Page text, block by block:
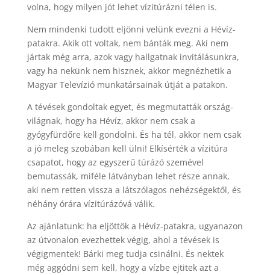
volna, hogy milyen jót lehet vízitúrázni télen is.
Nem mindenki tudott eljönni velünk evezni a Hévíz-
patakra. Akik ott voltak, nem bánták meg. Aki nem
jártak még arra, azok vagy hallgatnak invitálásunkra,
vagy ha nekünk nem hisznek, akkor megnézhetik a
Magyar Televízió munkatársainak útját a patakon.
A tévések gondoltak egyet, és megmutatták ország-
világnak, hogy ha Hévíz, akkor nem csak a
gyógyfürdőre kell gondolni. És ha tél, akkor nem csak
a jó meleg szobában kell ülni! Elkísérték a vízitúra
csapatot, hogy az egyszerű túrázó szemével
bemutassák, miféle látványban lehet része annak,
aki nem retten vissza a látszólagos nehézségektől, és
néhány órára vízitúrázóvá válik.
Az ajánlatunk: ha eljöttök a Hévíz-patakra, ugyanazon
az útvonalon evezhettek végig, ahol a tévések is
végigmentek! Bárki meg tudja csinálni. És nektek
még aggódni sem kell, hogy a vízbe ejtitek azt a